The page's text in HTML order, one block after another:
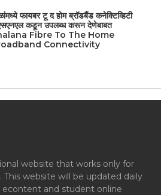
फायबर टू द होम ब्रॉडबैंड कनेक्टिव्हिटी
कडून उपलब्ध करून देणेबाबत
Fibre To The Home
Connectivity
website that works only for
This website will be updated daily
and student online